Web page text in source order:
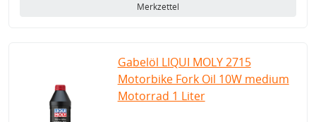
Merkzettel
Gabelöl LIQUI MOLY 2715
Motorbike Fork Oil 10W medium
Motorrad 1 Liter